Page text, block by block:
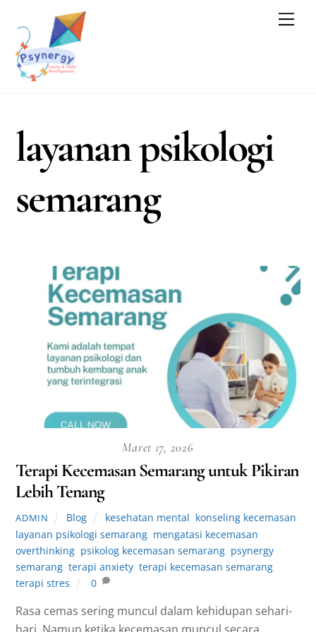
content
layanan psikologi
semarang
Maret 17, 2026
Terapi Kecemasan Semarang untuk Pikiran
Lebih Tenang
ADMIN Blog kesehatan mental konseling kecemasan
layanan psikologi semarang mengatasi kecemasan
overthinking psikolog kecemasan semarang psynergy
semarang ,terapi anxiety ,terapi kecemasan semarang
terapi stres
0
Rasa cemas sering muncul dalam kehidupan sehari-